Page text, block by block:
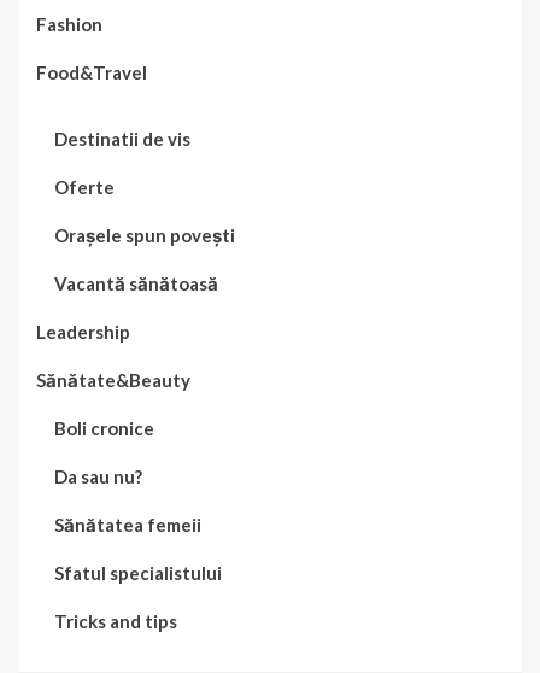
Fashion
Food&Travel
Destinatii de vis
Oferte
Orașele spun povești
Vacantă sănătoasă
Leadership
Sănătate&Beauty
Boli cronice
Da sau nu?
Sănătatea femeii
Sfatul specialistului
Tricks and tips